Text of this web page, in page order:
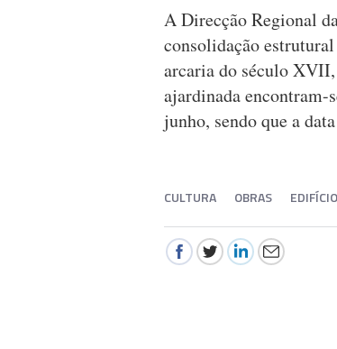
A Direcção Regional
consolidação
arcaria do século XVII,
ajardinada encontram-
junho, sendo que a
CULTURA OBRAS EDIFÍCIO